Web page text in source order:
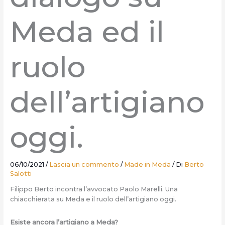
Meda ed il
ruolo
dell’artigiano
oggi.
06/10/2021 / Lascia un commento / Made in Meda / Di Berto
Salotti
Filippo Berto incontra l’avvocato Paolo Marelli. Una
chiacchierata su Meda e il ruolo dell’artigiano oggi.
Esiste ancora l’artigiano a Meda?